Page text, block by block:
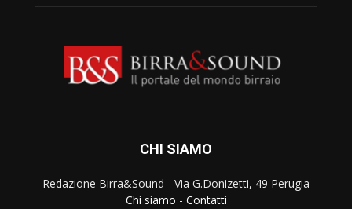
CHI SIAMO
Redazione Birra&Sound - Via G.Donizetti, 49 Perugia
Chi siamo - Contatti